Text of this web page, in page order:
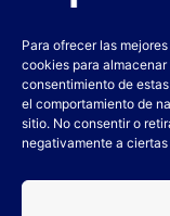
Para ofrecer las
cookies para
consentimiento de
el comportamiento de
sitio. No consentir o
negativamente a